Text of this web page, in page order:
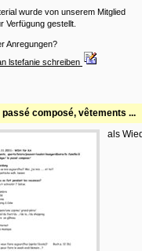
wurde von unserem Mitglied
Verfügung gestellt.
Anregungen?
lstefanie schreiben
passé composé, vêtements ...
als